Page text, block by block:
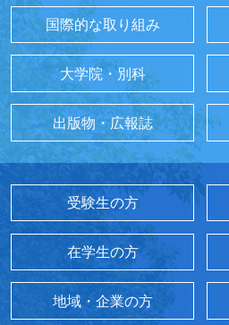
国際的な取り組み
大学院・別科
出版物・広報誌
受験生の方
在学生の方
地域・企業の方